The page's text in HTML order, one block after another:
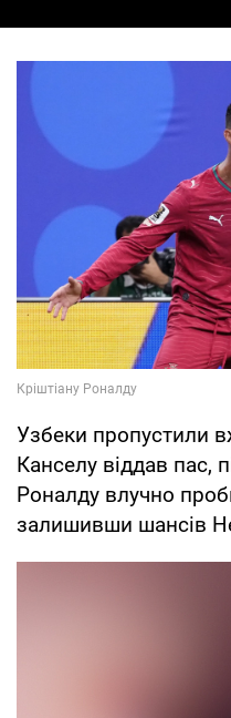
Узбеки пропустили
Канселу віддав пас,
Роналду влучно
залишивши шансів